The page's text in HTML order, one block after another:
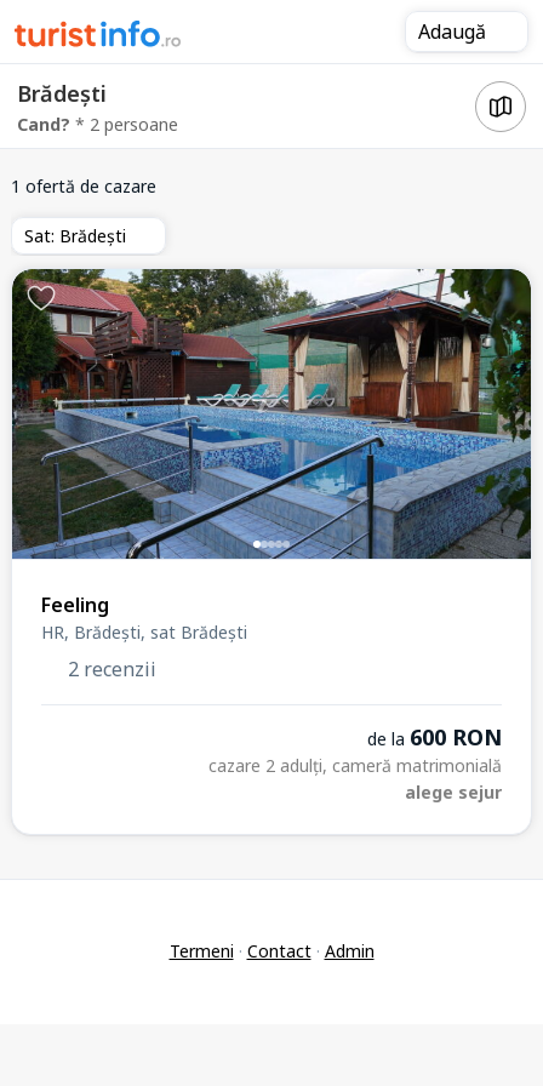
Adaugă
Brădești
Cand? * 2 persoane
1 ofertă de cazare
Sat: Brădești
Feeling
HR, Brădești, sat Brădești
2 recenzii
de la 600 RON
cazare 2 adulți, cameră matrimonială
alege sejur
Termeni · Contact· Admin